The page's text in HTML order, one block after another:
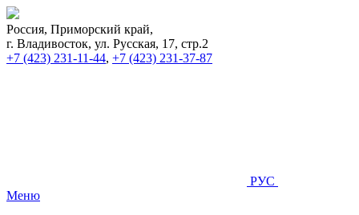
Россия, Приморский край,
г. Владивосток, ул. Русская, 17, стр.2
+7 (423) 231-11-44, +7 (423) 231-37-87
РУС
Меню